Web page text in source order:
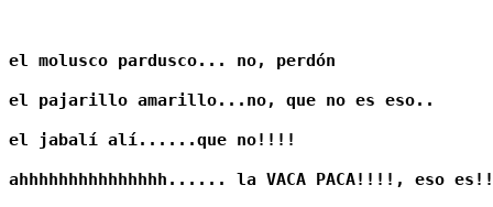
el molusco pardusco... no, perdón
el pajarillo amarillo...no, que no es eso..
el jabalí alí......que no!!!!
ahhhhhhhhhhhhhhh...... la VACA PACA!!!!, eso